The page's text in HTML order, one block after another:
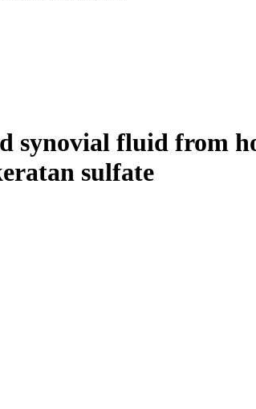
synovial fluid from
sulfate